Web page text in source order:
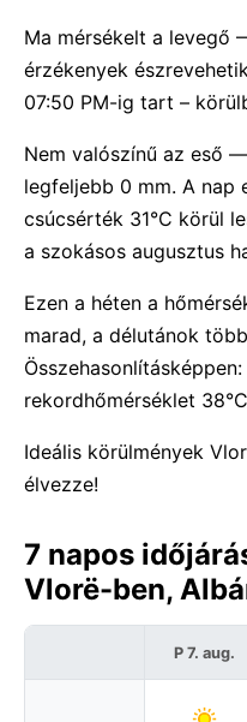
Ma mérsékelt a levegő
érzékenyek
07:50 PM-ig tart –
Nem valószínű az eső
legfeljebb 0 mm. A nap
csúcsérték 31°C körül
a szokásos augusztus
Ezen a héten a
marad, a délutánok
rekordhőmérséklet
Ideális körülmények
élvezze!
7 napos
Vlorë-ben,
P 7. aug.